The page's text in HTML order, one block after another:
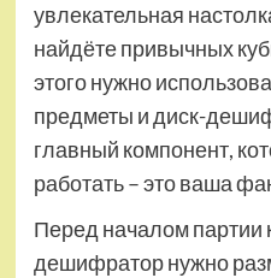
увлекательная
найдёте привычных
этого нужно
предметы и диск-
главный компонент,
работать – это ваша
Перед началом партии
дешифратор нужно